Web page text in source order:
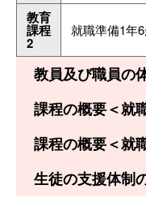
教育
課程
2
就職準備1年
教員及び職員の
課程の概要＜就
課程の概要＜就
生徒の支援体制